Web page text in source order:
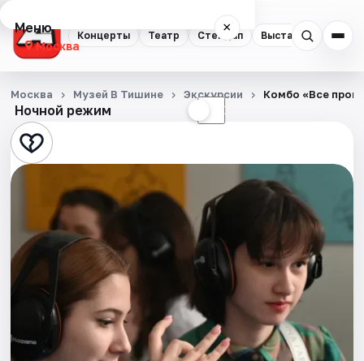
Концерты Театр Стендап Выставки
Меню ×
Москва
Концерты
Театр
Стендап
Выставки
Квесты
Экскурсии
Спорт
События
Ночной режим ☾
Москва Музей В Тишине Экскурсии Комбо «Все